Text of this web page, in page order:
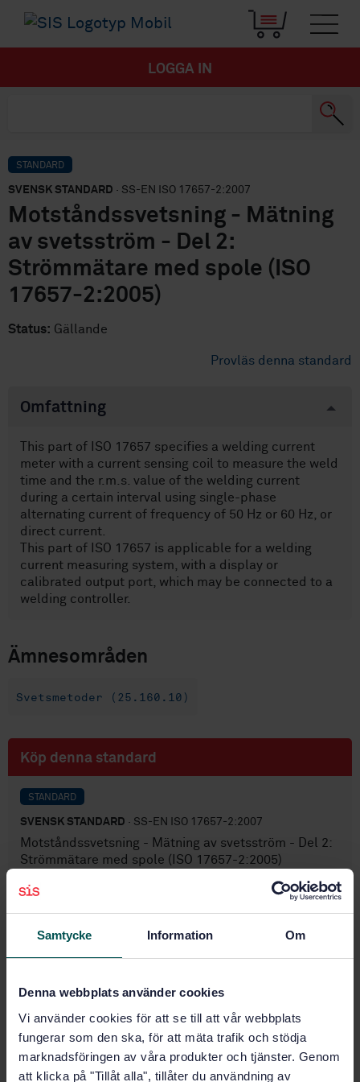
Samtycke Information Om
Denna webbplats använder cookies
Vi använder cookies för att se till att vår webbplats
fungerar som den ska, för att mäta trafik och stödja
marknadsföringen av våra produkter och tjänster. Genom
att klicka på "Tillåt alla", tillåter du användning av
LOGGA IN
STANDARD
SVENSK STANDARD · SS-EN ISO 17657-2:2007
Motståndssvetsning - Mätning
av svetsström - Del 2:
Strömmätare med spole (ISO
17657-2:2005)
Status: Gällande
Provläs denna standard
Omfattning
This part of ISO 17657 specifies a welding current
meter with a current sensing coil to measure the weld
time and the r.m.s. value of the welding current
during a certain interval using single-phase
alternating current of frequency of 50 Hz or 60 Hz, or
direct current.
This part of ISO 17657 is applicable for a welding
current measuring system, with a display or
calibrated output port, which may be connected to a
welding controller.
Ämnesområden
Svetsmetoder (25.160.10)
Köp denna standard
STANDARD
SVENSK STANDARD · SS-EN ISO 17657-2:2007
Motståndssvetsning - Mätning av svetsström - Del 2:
Strömmätare med spole (ISO 17657-2:2005)
Prenumerera på standarden - Läs mer
Pris:943 SEK
Lägg i varukorgen
Fler alternativ
Produktinformation